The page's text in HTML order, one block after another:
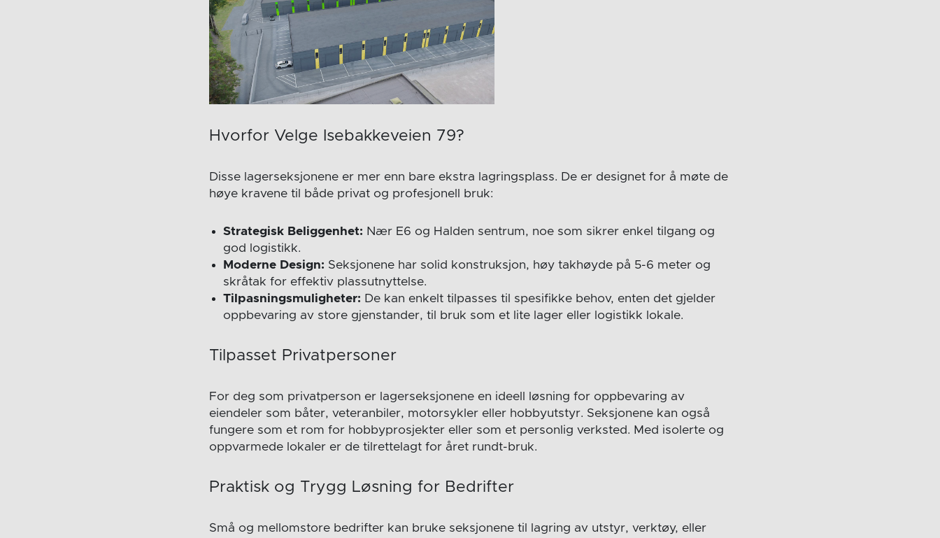
Hvorfor Velge Isebakkeveien 79?
Disse lagerseksjonene er mer enn bare ekstra lagringsplass. De er designet for å møte de
høye kravene til både privat og profesjonell bruk:
Strategisk Beliggenhet: Nær E6 og Halden sentrum, noe som sikrer enkel tilgang og
god logistikk.
Moderne Design: Seksjonene har solid konstruksjon, høy takhøyde på 5-6 meter og
skråtak for effektiv plassutnyttelse.
Tilpasningsmuligheter: De kan enkelt tilpasses til spesifikke behov, enten det gjelder
oppbevaring av store gjenstander, til bruk som et lite lager eller logistikk lokale.
Tilpasset Privatpersoner
For deg som privatperson er lagerseksjonene en ideell løsning for oppbevaring av
eiendeler som båter, veteranbiler, motorsykler eller hobbyutstyr. Seksjonene kan også
fungere som et rom for hobbyprosjekter eller som et personlig verksted. Med isolerte og
oppvarmede lokaler er de tilrettelagt for året rundt-bruk.
Praktisk og Trygg Løsning for Bedrifter
Små og mellomstore bedrifter kan bruke seksjonene til lagring av utstyr, verktøy, eller